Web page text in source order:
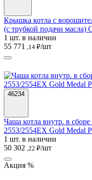
Крышка котла с
(с трубкой подачи масла)
1 шт. в наличии
55 771
,14 ₽/шт
46234
Чаша котла внутр. в
2553/2554EX Gold Medal
1 шт. в наличии
50 302 ,22 ₽/шт
Акция %